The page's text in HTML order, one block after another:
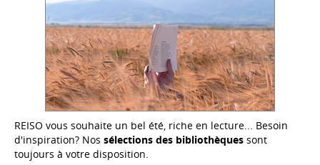
REISO vous souhaite un bel été, riche en lecture... Besoin
d'inspiration? Nos sélections des bibliothèques sont
toujours à votre disposition.